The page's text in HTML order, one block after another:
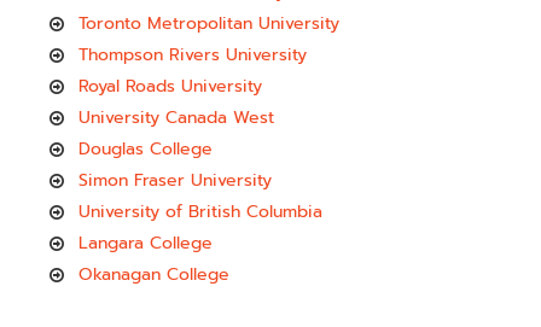
Toronto Metropolitan University
Thompson Rivers University
Royal Roads University
University Canada West
Douglas College
Simon Fraser University
University of British Columbia
Langara College
Okanagan College